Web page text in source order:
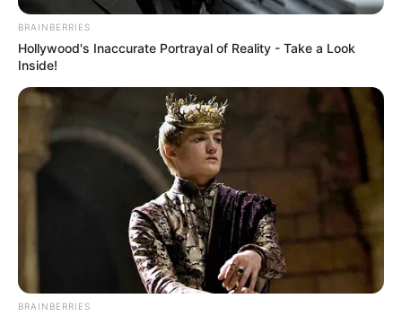
BRAINBERRIES
Hollywood's Inaccurate Portrayal of Reality - Take a Look
Inside!
BRAINBERRIES